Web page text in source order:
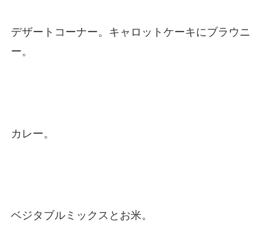
デザートコーナー。キャロットケーキにブラウニ
ー。
カレー。
ベジタブルミックスとお米。